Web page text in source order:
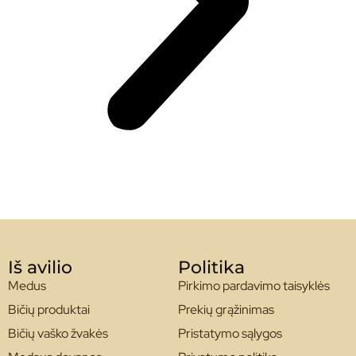
Iš avilio
Medus
Bičių produktai
Bičių vaško žvakės
Politika
Pirkimo pardavimo taisyklės
Prekių grąžinimas
Pristatymo sąlygos